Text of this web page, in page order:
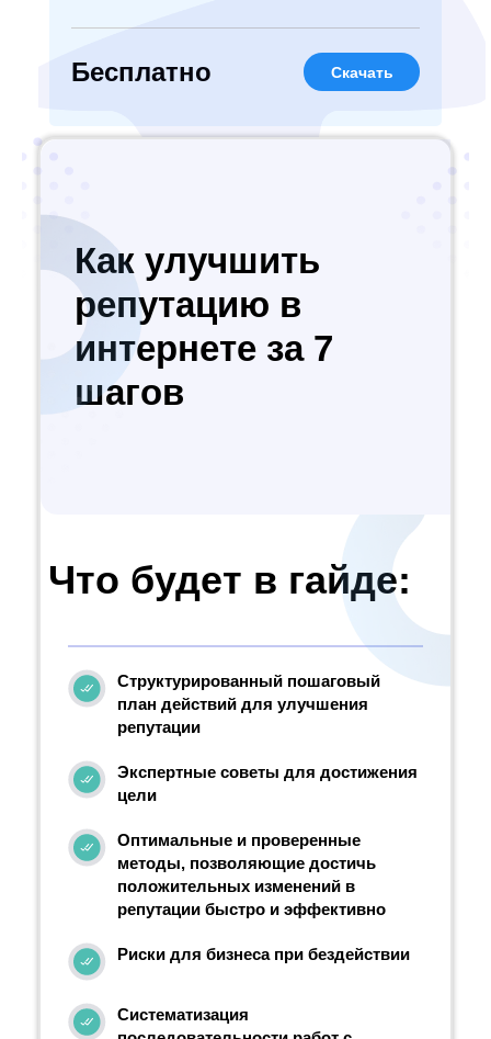
Бесплатно Скачать
Как улучшить
репутацию в
интернете за 7
шагов
Что будет в гайде:
Структурированный пошаговый
план действий для улучшения
репутации
Экспертные советы для достижения
цели
Оптимальные и проверенные
методы, позволяющие достичь
положительных изменений в
репутации быстро и эффективно
Риски для бизнеса при бездействии
Систематизация